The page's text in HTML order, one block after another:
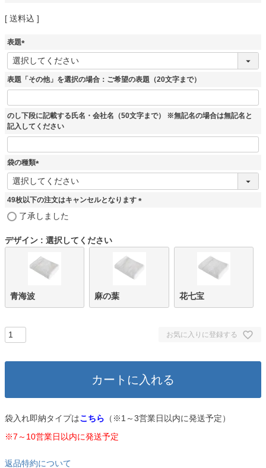
送料込
表題
(
必
須
表題「その他」を選択の場合：ご希望の表題（20文字まで）
のし下段に記載する氏名・会社名（50文字まで） ※無記名の場合は無記名と
記入してください
袋の種類
(
必
須
49枚以下の注文はキャンセルとなります
)
了承しました
デザイン 選択してください
青海波 麻の葉 花七宝
お気に入りに登録する
カートに入れる
袋入れ即納タイプはこちら （※1～3営業日以内に発送予定）
※7～10営業日以内に発送予定
返品特約について